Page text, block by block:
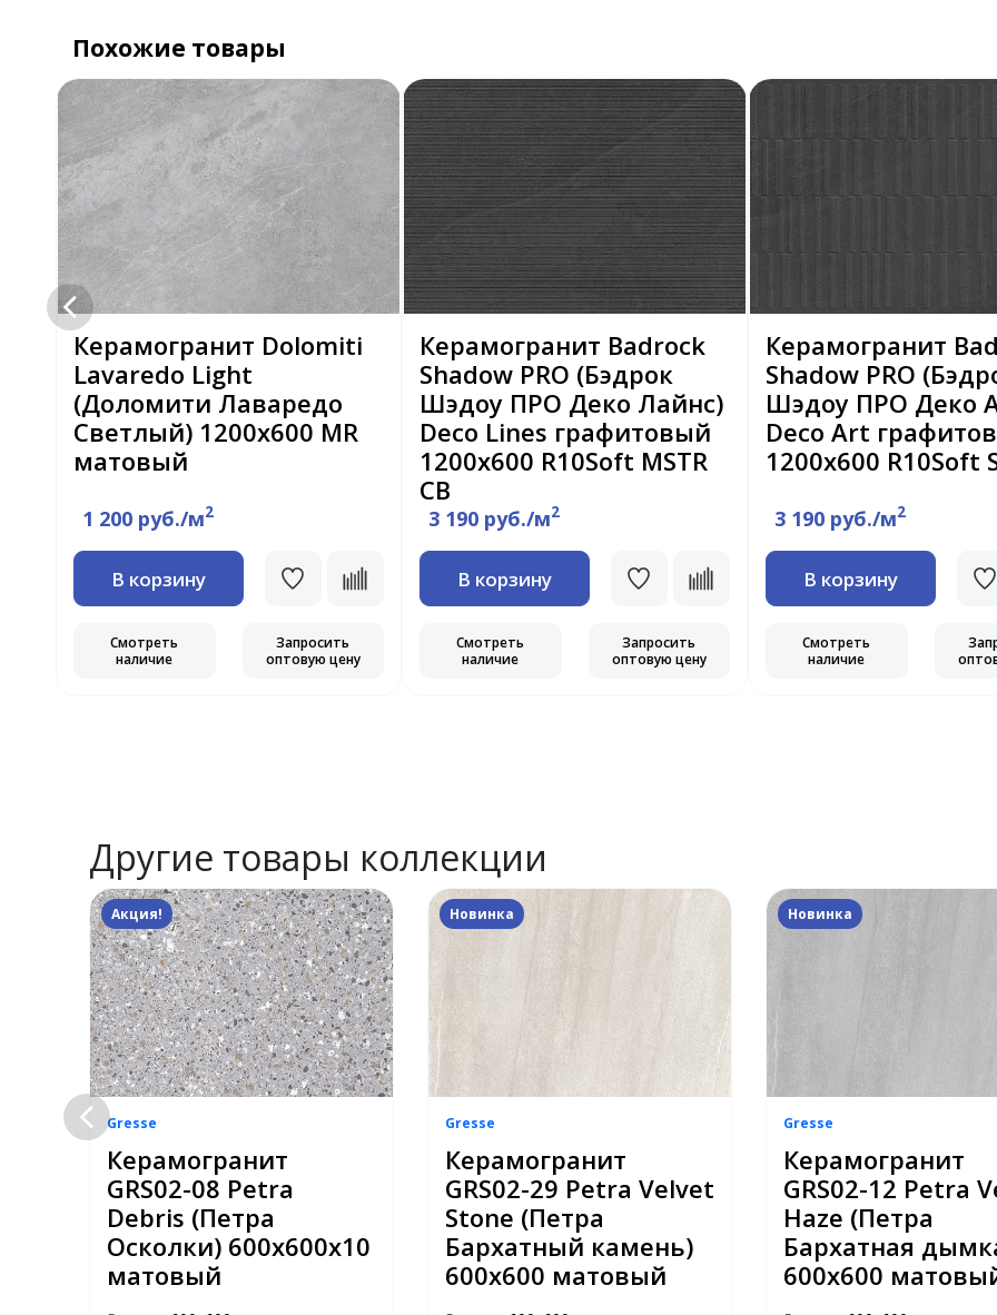
Похожие товары
Керамогранит Dolomiti
Lavaredo Light
(Доломити Лаваредо
Светлый) 1200х600 MR
матовый
1 200 руб./м2
В корзину
Смотреть
наличие
Запросить
оптовую цену
Керамогранит Badrock
Shadow PRO (Бэдрок
Шэдоу ПРО Деко Лайнс)
Deco Lines графитовый
1200х600 R10Soft MSTR
CB
3 190 руб./м2
В корзину
Смотреть
наличие
Запросить
оптовую цену
Керамогранит
Shadow PRO
Шэдоу ПРО Деко
Deco Art
1200х600 R10Soft
3 190 руб./м2
В корзину
Смотреть
наличие
Другие товары коллекции
Акция!
Gresse
Керамогранит
GRS02-08 Petra
Debris (Петра
Осколки) 600х600x10
матовый
Новинка
Gresse
Керамогранит
GRS02-29 Petra Velvet
Stone (Петра
Бархатный камень)
600x600 матовый
Новинка
Gresse
Керамогранит
GRS02-12 Petra
Haze (Петра
Бархатная
600x600